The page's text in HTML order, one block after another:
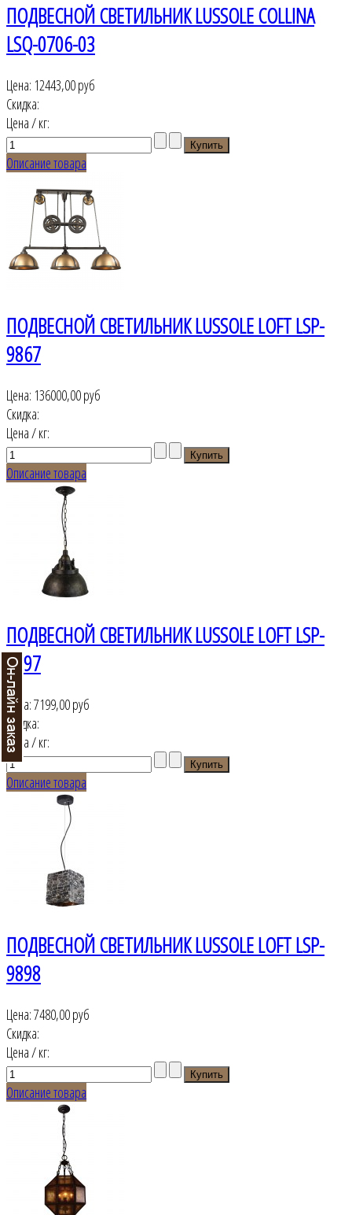
ПОДВЕСНОЙ СВЕТИЛЬНИК LUSSOLE COLLINA
LSQ-0706-03
Цена: 12443,00 руб
Скидка:
Цена / кг:
Описание товара
ПОДВЕСНОЙ СВЕТИЛЬНИК LUSSOLE LOFT LSP-
9867
Цена: 136000,00 руб
Скидка:
Цена / кг:
Описание товара
ПОДВЕСНОЙ СВЕТИЛЬНИК LUSSOLE LOFT LSP-
9897
Цена:7199,00 руб
Скидка:
Цена / кг:
Описание товара
ПОДВЕСНОЙ СВЕТИЛЬНИК LUSSOLE LOFT LSP-
9898
Цена:7480,00 руб
Скидка:
Цена / кг:
Описание товара